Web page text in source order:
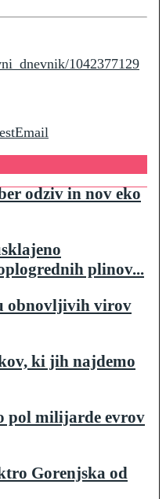
1042377129
Email
odziv in nov eko
plinov...
obnovljivih virov
ki jih najdemo
pol milijarde evrov
Gorenjska od